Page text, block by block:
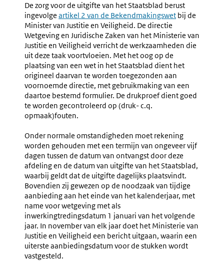
De zorg voor de uitgifte van het Staatsblad berust
ingevolge Externe
link:
artikel 2 van de Bekendmakingswet bij de
Minister van Justitie en Veiligheid. De directie
Wetgeving en Juridische Zaken van het Ministerie van
Justitie en Veiligheid verricht de werkzaamheden die
uit deze taak voortvloeien. Met het oog op de
plaatsing van een wet in het Staatsblad dient het
origineel daarvan te worden toegezonden aan
voornoemde directie, met gebruikmaking van een
daartoe bestemd formulier. De drukproef dient goed
te worden gecontroleerd op (druk- c.q.
opmaak)fouten.
Onder normale omstandigheden moet rekening
worden gehouden met een termijn van ongeveer vijf
dagen tussen de datum van ontvangst door deze
afdeling en de datum van uitgifte van het Staatsblad,
waarbij geldt dat de uitgifte dagelijks plaatsvindt.
Bovendien zij gewezen op de noodzaak van tijdige
aanbieding aan het einde van het kalenderjaar, met
name voor wetgeving met als
inwerkingtredingsdatum 1 januari van het volgende
jaar. In november van elk jaar doet het Ministerie van
Justitie en Veiligheid een bericht uitgaan, waarin een
uiterste aanbiedingsdatum voor de stukken wordt
vastgesteld.